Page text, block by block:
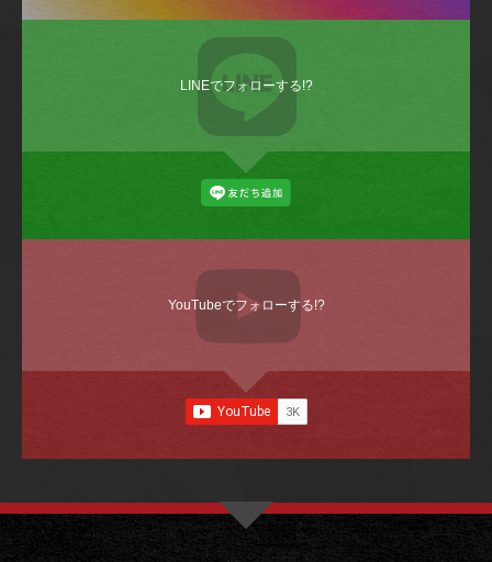
LINEでフォローする!?
YouTubeでフォローする!?